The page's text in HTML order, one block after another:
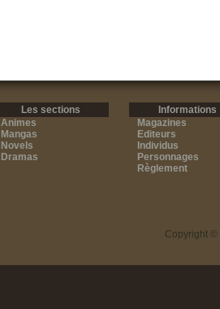
Les sections
Animes
Mangas
Novels
Dramas
Informations
Magazines
Editeurs
Individus
Personnages
Règlement
Copyright ©